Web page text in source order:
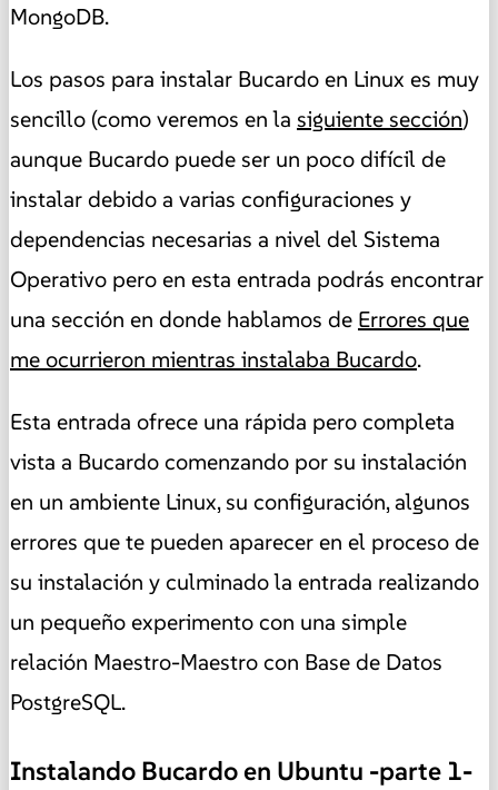
MongoDB.
Los pasos para instalar Bucardo en Linux es muy
sencillo (como veremos en la siguiente sección)
aunque Bucardo puede ser un poco difícil de
instalar debido a varias configuraciones y
dependencias necesarias a nivel del Sistema
Operativo pero en esta entrada podrás encontrar
una sección en donde hablamos de Errores que
me ocurrieron mientras instalaba Bucardo.
Esta entrada ofrece una rápida pero completa
vista a Bucardo comenzando por su instalación
en un ambiente Linux, su configuración, algunos
errores que te pueden aparecer en el proceso de
su instalación y culminado la entrada realizando
un pequeño experimento con una simple
relación Maestro-Maestro con Base de Datos
PostgreSQL.
Instalando Bucardo en Ubuntu -parte 1-